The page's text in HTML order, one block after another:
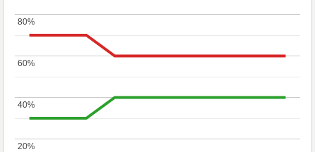
20%
20%
40%
40%
60%
60%
80%
80%